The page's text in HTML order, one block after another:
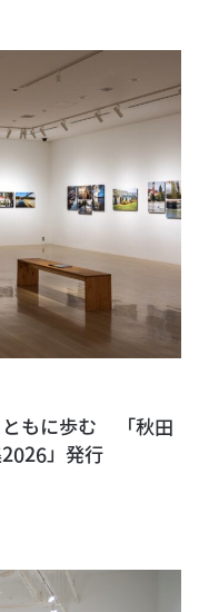
ともに歩む 「秋田
」発行